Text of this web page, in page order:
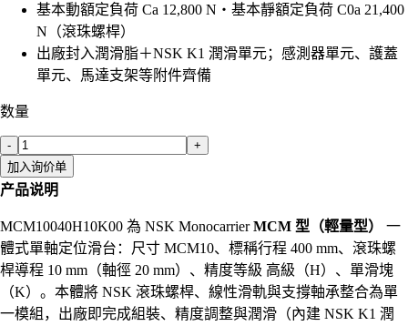
基本動額定負荷 Ca 12,800 N・基本靜額定負荷 C0a 21,400
N（滾珠螺桿）
出廠封入潤滑脂＋NSK K1 潤滑單元；感測器單元、護蓋
單元、馬達支架等附件齊備
数量
-
+
加入询价单
产品说明
MCM10040H10K00 為 NSK MonocarrierMCM 型（輕量型）
一
體式單軸定位滑台：尺寸 MCM10、標稱行程 400 mm、滾珠螺
桿導程 10 mm（軸徑 20 mm）、精度等級 高級（H）、單滑塊
（K）。本體將 NSK 滾珠螺桿、線性滑軌與支撐軸承整合為單
一模組，出廠即完成組裝、精度調整與潤滑（內建 NSK K1 潤